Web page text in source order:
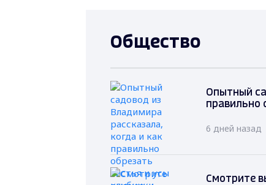
Общество
Опытный
правильно
6 дней назад
Смотрите